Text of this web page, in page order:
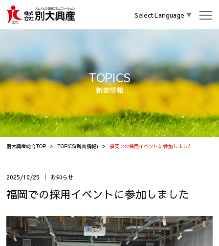
Select Language ▼
TOPICS
新着情報
別大興産総合TOP TOPICS(新着情報) 福岡での採用イベントに参加しました
2025/10/25 お知らせ
福岡での採用イベントに参加しました